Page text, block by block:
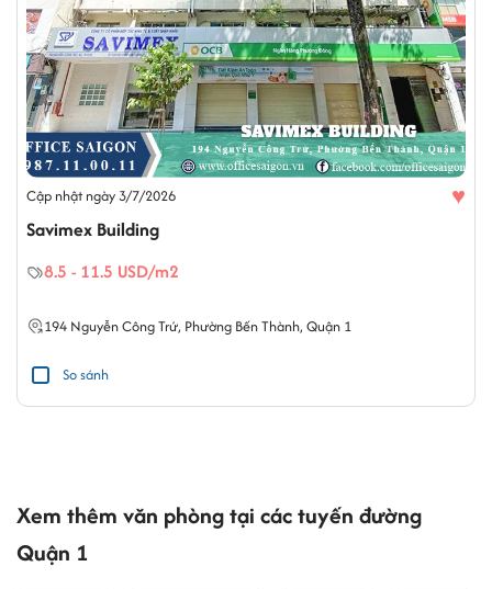
Cập nhật ngày 3/7/2026 ♥
Savimex Building
8.5 - 11.5 USD/m2
194 Nguyễn Công Trứ, Phường Bến Thành, Quận 1
So sánh
Xem thêm văn phòng tại các tuyến đường
Quận 1